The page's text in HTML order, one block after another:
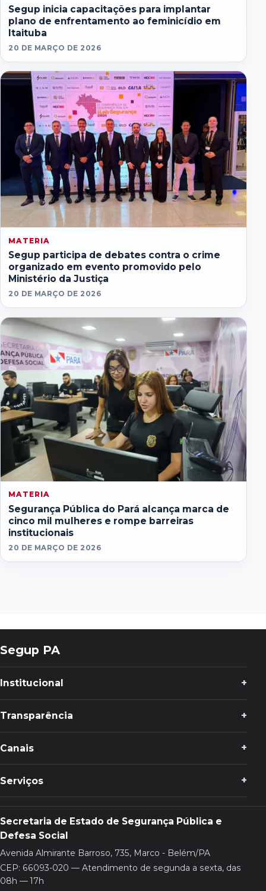
Segup inicia capacitações para implantar
plano de enfrentamento ao feminicídio em
Itaituba
20 DE MARÇO DE 2026
MATERIA
Segup participa de debates contra o crime
organizado em evento promovido pelo
Ministério da Justiça
20 DE MARÇO DE 2026
MATERIA
Segurança Pública do Pará alcança marca de
cinco mil mulheres e rompe barreiras
institucionais
20 DE MARÇO DE 2026
Segup PA
Institucional
Transparência
Canais
Serviços
Secretaria de Estado de Segurança Pública e
Defesa Social
Avenida Almirante Barroso, 735, Marco - Belém/PA
CEP: 66093-020 — Atendimento de segunda a sexta, das
08h — 17h